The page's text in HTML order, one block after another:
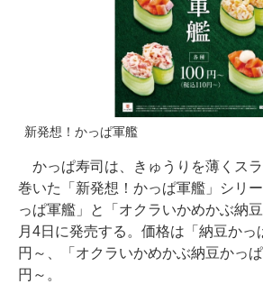
新発想！かっぱ軍艦
かっぱ寿司は、きゅうりを薄くス
巻いた「新発想！かっぱ軍艦」シリ
っぱ軍艦」と「オクラいかめかぶ納
月4日に発売する。価格は「納豆かっ
円～、「オクラいかめかぶ納豆かっ
円～。